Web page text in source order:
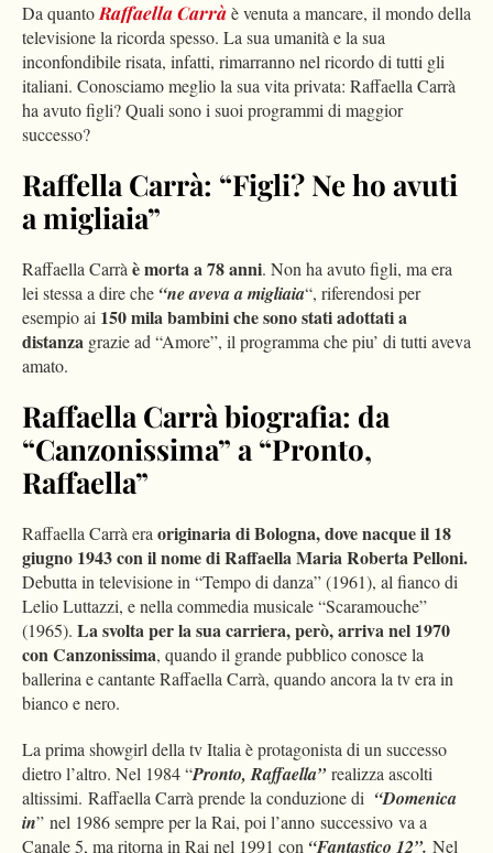
Da quantoRaffaella Carràè venuta a mancare, il mondo della
televisione la ricorda spesso. La sua umanità e la sua
inconfondibile risata, infatti, rimarranno nel ricordo di tutti gli
italiani. Conosciamo meglio la sua vita privata: Raffaella Carrà
ha avuto figli? Quali sono i suoi programmi di maggior
successo?
Raffella Carrà: “Figli? Ne ho avuti
a migliaia”
Raffaella Carràè morta a 78 anni. Non ha avuto figli, ma era
lei stessa a dire che “ne aveva a migliaia“, riferendosi per
esempio ai 150 mila bambini che sono stati adottati a
distanza grazie ad “Amore”, il programma che piu’ di tutti aveva
amato.
Raffaella Carrà biografia: da
“Canzonissima” a “Pronto,
Raffaella”
Raffaella Carrà eraoriginaria di Bologna, dove nacque il 18
giugno 1943 con il nome di Raffaella Maria Roberta Pelloni.
Debutta in televisione in “Tempo di danza” (1961), al fianco di
Lelio Luttazzi, e nella commedia musicale “Scaramouche”
(1965). La svolta per la sua carriera, però, arriva nel 1970
con Canzonissima, quando il grande pubblico conosce la
ballerina e cantante Raffaella Carrà, quando ancora la tv era in
bianco e nero.
La prima showgirl della tv Italia è protagonista di un successo
dietro l’altro. Nel 1984 “Pronto, Raffaella”realizza ascolti
altissimi. Raffaella Carrà prende la conduzione di “Domenica
in” nel 1986 sempre per la Rai, poi l’anno successivo va a
Canale 5, ma ritorna in Rai nel 1991 con “Fantastico 12”. Nel